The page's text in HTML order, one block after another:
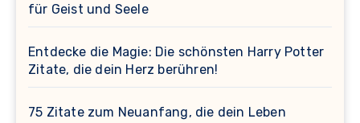
für Geist und Seele
Entdecke die Magie: Die schönsten Harry Potter
Zitate, die dein Herz berühren!
75 Zitate zum Neuanfang, die dein Leben